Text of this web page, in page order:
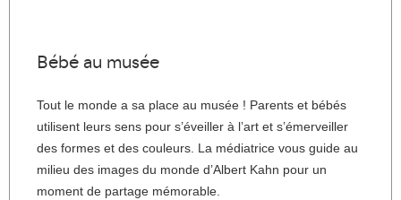
Bébé au musée
Tout le monde a sa place au musée ! Parents et bébés
utilisent leurs sens pour s’éveiller à l’art et s’émerveiller
des formes et des couleurs. La médiatrice vous guide au
milieu des images du monde d’Albert Kahn pour un
moment de partage mémorable.